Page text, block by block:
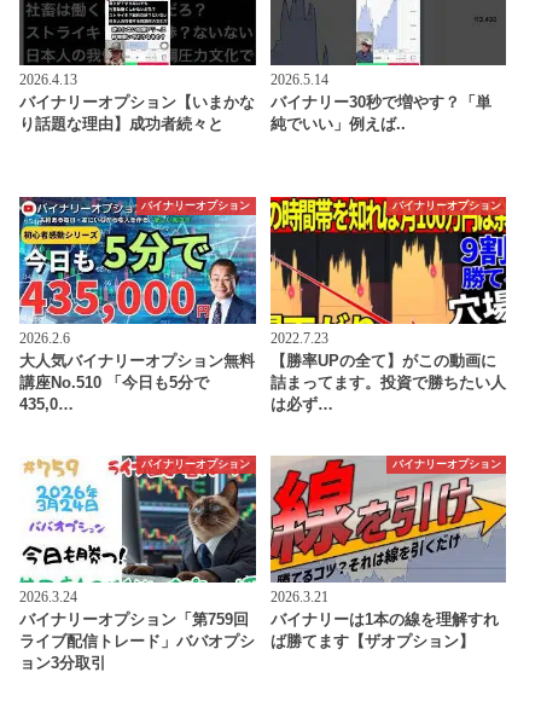
2026.4.13
バイナリーオプション【いまかな
り話題な理由】成功者続々と
2026.5.14
バイナリー30秒で増やす？「単
純でいい」例えば..
バイナリーオプション
2026.2.6
大人気バイナリーオプション無料
講座No.510 「今日も5分で
435,0…
バイナリーオプション
2022.7.23
【勝率UPの全て】がこの動画に
詰まってます。投資で勝ちたい人
は必ず…
バイナリーオプション
2026.3.24
バイナリーオプション「第759回
ライブ配信トレード」ババオプシ
ョン3分取引
バイナリーオプション
2026.3.21
バイナリーは1本の線を理解すれ
ば勝てます【ザオプション】